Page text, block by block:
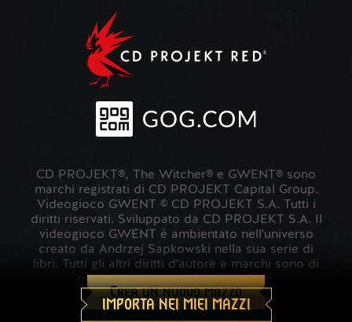
Crea un nuovo mazzo
IMPORTA NEI MIEI MAZZI
CD PROJEKT®, The Witcher® e GWENT® sono
marchi registrati di CD PROJEKT Capital Group.
Videogioco GWENT © CD PROJEKT S.A. Tutti i
diritti riservati. Sviluppato da CD PROJEKT S.A. Il
videogioco GWENT è ambientato nell'universo
creato da Andrzej Sapkowski nella sua serie di
libri. Tutti gli altri diritti d'autore e marchi sono di
proprietà dei rispettivi proprietari.